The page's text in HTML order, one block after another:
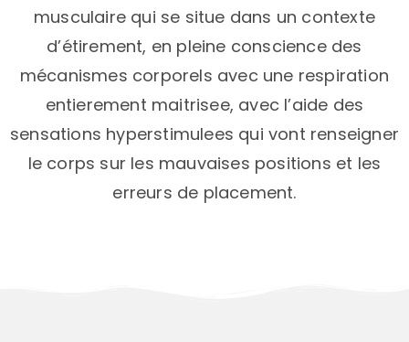
musculaire qui se situe dans un contexte
d’étirement, en pleine conscience des
mécanismes corporels avec une respiration
entierement maitrisee, avec l’aide des
sensations hyperstimulees qui vont renseigner
le corps sur les mauvaises positions et les
erreurs de placement.